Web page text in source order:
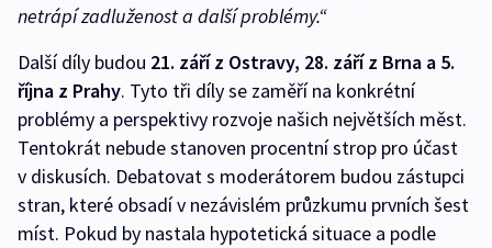
netrápí zadluženost a další problémy.“
Další díly budou 21. září z Ostravy, 28. září z Brna a 5.
října z Prahy. Tyto tři díly se zaměří na konkrétní
problémy a perspektivy rozvoje našich největších měst.
Tentokrát nebude stanoven procentní strop pro účast
v diskusích. Debatovat s moderátorem budou zástupci
stran, které obsadí v nezávislém průzkumu prvních šest
míst. Pokud by nastala hypotetická situace a podle